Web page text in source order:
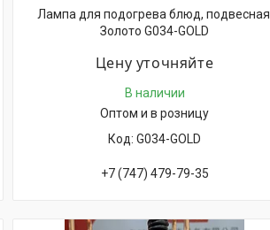
Лампа для подогрева блюд, подвесная.
Золото G034-GOLD
Цену уточняйте
В наличии
Оптом и в розницу
G034-GOLD
+7 (747) 479-79-35